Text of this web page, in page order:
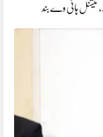
نیشنل ہائی وے بند